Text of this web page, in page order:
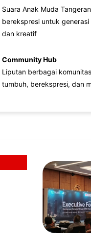
Suara Anak Muda
berekspresi untuk
dan kreatif
Community Hub
Liputan berbagai
tumbuh, berekspresi, dan